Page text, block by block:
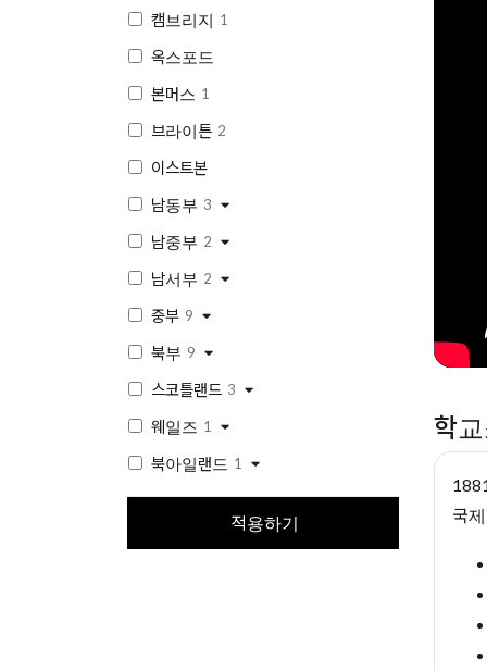
캠브리지 1
옥스포드
본머스 1
브라이튼 2
이스트본
남동부 3
남중부 2
남서부 2
중부 9
북부 9
스코틀랜드 3
웨일즈 1
북아일랜드 1
적용하기
학
국